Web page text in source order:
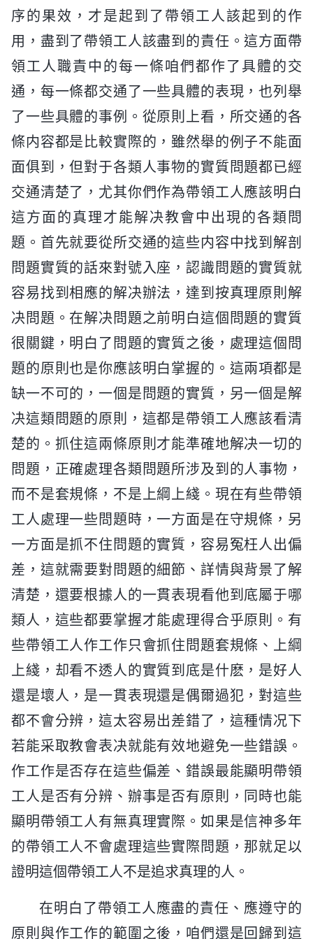
序的果效，才是起到了帶領工人該起到的作
用，盡到了帶領工人該盡到的責任。這方面帶
領工人職責中的每一條咱們都作了具體的交
通，每一條都交通了一些具體的表現，也列舉
了一些具體的事例。從原則上看，所交通的各
條内容都是比較實際的，雖然舉的例子不能面
面俱到，但對于各類人事物的實質問題都已經
交通清楚了，尤其你們作為帶領工人應該明白
這方面的真理才能解决教會中出現的各類問
題。首先就要從所交通的這些内容中找到解剖
問題實質的話來對號入座，認識問題的實質就
容易找到相應的解决辦法，達到按真理原則解
决問題。在解决問題之前明白這個問題的實質
很關鍵，明白了問題的實質之後，處理這個問
題的原則也是你應該明白掌握的。這兩項都是
缺一不可的，一個是問題的實質，另一個是解
决這類問題的原則，這都是帶領工人應該看清
楚的。抓住這兩條原則才能準確地解决一切的
問題，正確處理各類問題所涉及到的人事物，
而不是套規條，不是上綱上綫。現在有些帶領
工人處理一些問題時，一方面是在守規條，另
一方面是抓不住問題的實質，容易冤枉人出偏
差，這就需要對問題的細節、詳情與背景了解
清楚，還要根據人的一貫表現看他到底屬于哪
類人，這些都要掌握才能處理得合乎原則。有
些帶領工人作工作只會抓住問題套規條、上綱
上綫，却看不透人的實質到底是什麽，是好人
還是壞人，是一貫表現還是偶爾過犯，對這些
都不會分辨，這太容易出差錯了，這種情况下
若能采取教會表决就能有效地避免一些錯誤。
作工作是否存在這些偏差、錯誤最能顯明帶領
工人是否有分辨、辦事是否有原則，同時也能
顯明帶領工人有無真理實際。如果是信神多年
的帶領工人不會處理這些實際問題，那就足以
證明這個帶領工人不是追求真理的人。
在明白了帶領工人應盡的責任、應遵守的
原則與作工作的範圍之後，咱們還是回歸到這